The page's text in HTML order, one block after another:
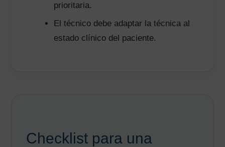
prioritaria.
El técnico debe adaptar la técnica al
estado clínico del paciente.
Checklist para una